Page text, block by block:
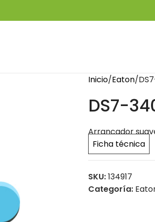
Inicio Eaton
DS7-
Arrancador
Ficha técnica
SKU:134917
Categoría: